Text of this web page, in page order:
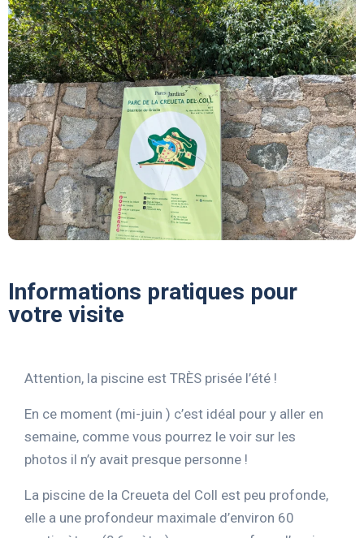
Informations pratiques pour
votre visite
Attention, la piscine est TRÈS prisée l’été !
En ce moment (mi-juin ) c’est idéal pour y aller en
semaine, comme vous pourrez le voir sur les
photos il n’y avait presque personne !
La piscine de la Creueta del Coll est peu profonde,
elle a une profondeur maximale d’environ 60